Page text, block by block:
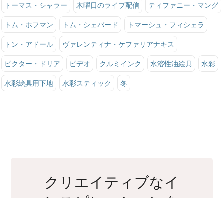
トーマス・シャラー 木曜日のライブ配信 ティファニー・マング
トム・ホフマン トム・シェパード トマーシュ・フィシェラ
トン・アドール ヴァレンティナ・ケファリアナキス
ビクター・ドリア ビデオ クルミインク 水溶性油絵具 水彩
水彩絵具用下地 水彩スティック 冬
クリエイティブなイ